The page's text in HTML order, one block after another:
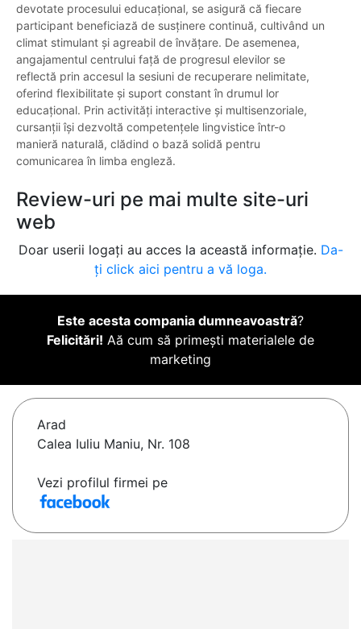
devotate procesului educațional, se asigură că fiecare
participant beneficiază de susținere continuă, cultivând un
climat stimulant și agreabil de învățare. De asemenea,
angajamentul centrului față de progresul elevilor se
reflectă prin accesul la sesiuni de recuperare nelimitate,
oferind flexibilitate și suport constant în drumul lor
educațional. Prin activități interactive și multisenzoriale,
cursanții își dezvoltă competențele lingvistice într-o
manieră naturală, clădind o bază solidă pentru
comunicarea în limba engleză.
Review-uri pe mai multe site-uri
web
Doar userii logați au acces la această informație. Da-
ți click aici pentru a vă loga.
Este acesta compania dumneavoastră?
Felicitări! Aă cum să primești materialele de
marketing
Arad
Calea Iuliu Maniu, Nr. 108
Vezi profilul firmei pe